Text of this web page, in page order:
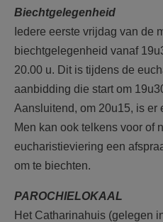
Biechtgelegenheid
Iedere eerste vrijdag van de
biechtgelegenheid vanaf
20.00 u. Dit is tijdens de
aanbidding die start om
Aansluitend, om 20u15, is er
Men kan ook telkens voor of
eucharistieviering een
om te biechten.
PAROCHIELOKAAL
Het Catharinahuis (gelegen